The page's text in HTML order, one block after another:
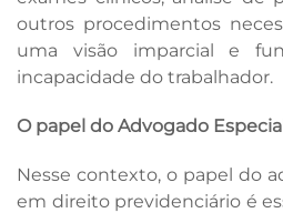
outros procedimentos
uma visão imparcial e
incapacidade do trabalhador.
O papel do Advogado
Nesse contexto, o papel do
em direito previdenciário é